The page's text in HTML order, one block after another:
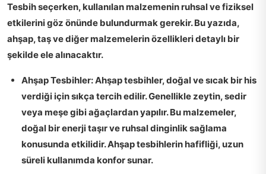
Tesbih seçerken, kullanılan malzemenin ruhsal ve fiziksel
etkilerini göz önünde bulundurmak gerekir. Bu yazıda,
ahşap, taş ve diğer malzemelerin özellikleri detaylı bir
şekilde ele alınacaktır.
Ahşap Tesbihler:Ahşap tesbihler, doğal ve sıcak bir his
verdiği için sıkça tercih edilir. Genellikle zeytin, sedir
veya meşe gibi ağaçlardan yapılır. Bu malzemeler,
doğal bir enerjitaşır ve ruhsal dinginlik sağlama
konusunda etkilidir. Ahşap tesbihlerin hafifliği, uzun
süreli kullanımda konfor sunar.